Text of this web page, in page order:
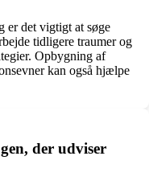
er det vigtigt at søge
tidligere traumer og
Opbygning af
kan også hjælpe
der udviser